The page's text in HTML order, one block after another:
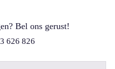
Bel ons gerust!
626 826